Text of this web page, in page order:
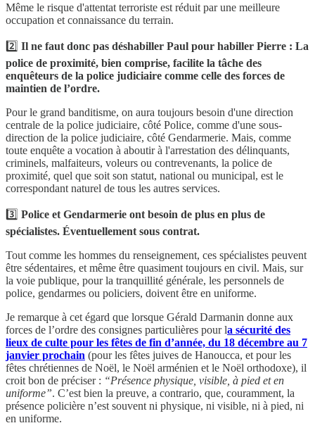
Même le risque d'attentat terroriste est réduit par une meilleure
occupation et connaissance du terrain.
2️⃣ Il ne faut donc pas déshabiller Paul pour habiller Pierre : La
police de proximité, bien comprise, facilite la tâche des
enquêteurs de la police judiciaire comme celle des forces de
maintien de l’ordre.
Pour le grand banditisme, on aura toujours besoin d'une direction
centrale de la police judiciaire, côté Police, comme d'une sous-
direction de la police judiciaire, côté Gendarmerie. Mais, comme
toute enquête a vocation à aboutir à l'arrestation des délinquants,
criminels, malfaiteurs, voleurs ou contrevenants, la police de
proximité, quel que soit son statut, national ou municipal, est le
correspondant naturel de tous les autres services.
3️⃣ Police et Gendarmerie ont besoin de plus en plus de
spécialistes. Éventuellement sous contrat.
Tout comme les hommes du renseignement, ces spécialistes peuvent
être sédentaires, et même être quasiment toujours en civil. Mais, sur
la voie publique, pour la tranquillité générale, les personnels de
police, gendarmes ou policiers, doivent être en uniforme.
Je remarque à cet égard que lorsque Gérald Darmanin donne aux
forces de l’ordre des consignes particulières pour la sécurité des
lieux de culte pour les fêtes de fin d’année, du 18 décembre au 7
janvier prochain (pour les fêtes juives de Hanoucca, et pour les
fêtes chrétiennes de Noël, le Noël arménien et le Noël orthodoxe), il
croit bon de préciser : “Présence physique, visible, à pied et en
uniforme”. C’est bien la preuve, a contrario, que, couramment, la
présence policière n’est souvent ni physique, ni visible, ni à pied, ni
en uniforme.